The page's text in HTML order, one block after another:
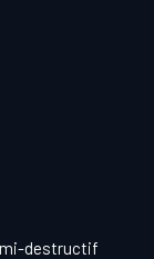
destructif